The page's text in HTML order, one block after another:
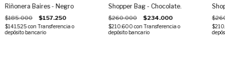
Riñonera Baires - Negro
$185.000 $157.250
$141.525con Transferencia o
depósito bancario
Shopper Bag - Chocolate.
$260.000 $234.000
$210.600con Transferencia o
depósito bancario